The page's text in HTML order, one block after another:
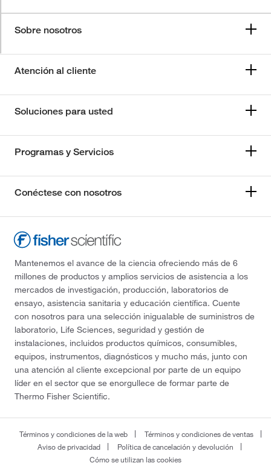
Sobre nosotros
Atención al cliente
Soluciones para usted
Programas y Servicios
Conéctese con nosotros
Mantenemos el avance de la ciencia ofreciendo más de 6
millones de productos y amplios servicios de asistencia a los
mercados de investigación, producción, laboratorios de
ensayo, asistencia sanitaria y educación científica. Cuente
con nosotros para una selección inigualable de suministros de
laboratorio, Life Sciences, seguridad y gestión de
instalaciones, incluidos productos químicos, consumibles,
equipos, instrumentos, diagnósticos y mucho más, junto con
una atención al cliente excepcional por parte de un equipo
líder en el sector que se enorgullece de formar parte de
Thermo Fisher Scientific.
Términos y condiciones de la web
Términos y condiciones de ventas
Aviso de privacidad
Política de cancelación y devolución
Cómo se utilizan las cookies